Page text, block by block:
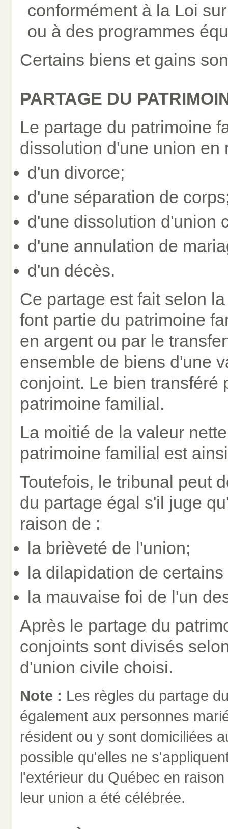
conformément à la Loi
ou à des programmes
Certains biens et gains
PARTAGE DU
Le partage du patrimoine
dissolution d'une union en
d'un divorce;
d'une séparation de
d'une dissolution d'union
d'une annulation de
d'un décès.
Ce partage est fait selon
font partie du patrimoine
en argent ou par le
ensemble de biens d'une
conjoint. Le bien transféré
patrimoine familial.
La moitié de la valeur
patrimoine familial est
Toutefois, le tribunal peut
du partage égal s'il juge
raison de :
la brièveté de l'union;
la dilapidation de
la mauvaise foi de l'un
Après le partage du
conjoints sont divisés
d'union civile choisi.
Note : Les règles du partage
également aux personnes
résident ou y sont domiciliées
possible qu'elles ne
l'extérieur du Québec en
leur union a été célébrée.